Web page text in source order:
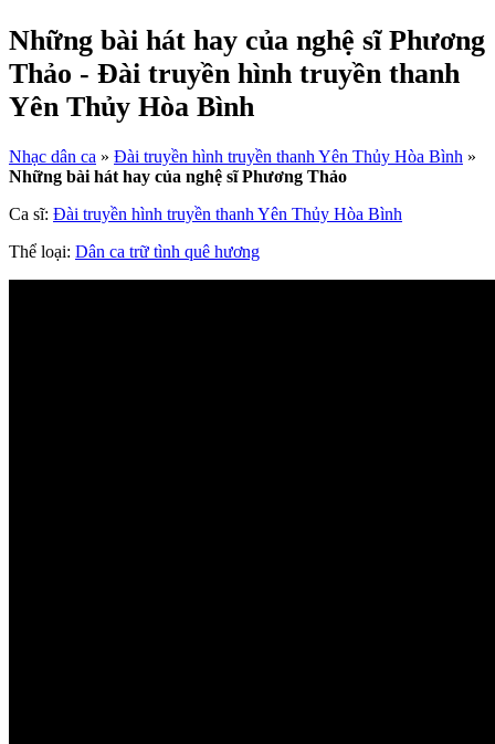
Những bài hát hay của nghệ sĩ Phương
Thảo - Đài truyền hình truyền thanh
Yên Thủy Hòa Bình
Nhạc dân ca » Đài truyền hình truyền thanh Yên Thủy Hòa Bình »
Những bài hát hay của nghệ sĩ Phương Thảo
Ca sĩ: Đài truyền hình truyền thanh Yên Thủy Hòa Bình
Thể loại: Dân ca trữ tình quê hương